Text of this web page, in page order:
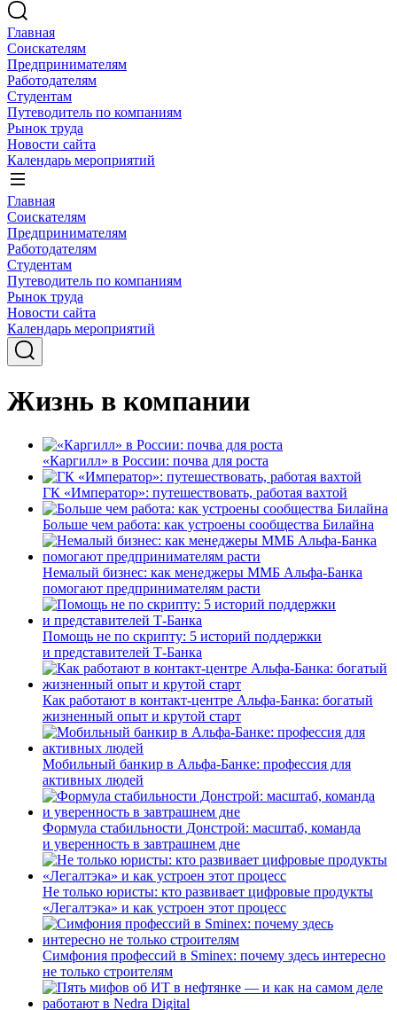
Главная
Соискателям
Предпринимателям
Работодателям
Студентам
Путеводитель по компаниям
Рынок труда
Новости сайта
Календарь мероприятий
Главная
Соискателям
Предпринимателям
Работодателям
Студентам
Путеводитель по компаниям
Рынок труда
Новости сайта
Календарь мероприятий
Жизнь в компании
«Каргилл» в России: почва для роста
ГК «Император»: путешествовать, работая вахтой
Больше чем работа: как устроены сообщества Билайна
Немалый бизнес: как менеджеры ММБ Альфа-Банка
помогают предпринимателям расти
Помощь не по скрипту: 5 историй поддержки
и представителей Т-Банка
Как работают в контакт-центре Альфа-Банка: богатый
жизненный опыт и крутой старт
Мобильный банкир в Альфа-Банке: профессия для
активных людей
Формула стабильности Донстрой: масштаб, команда
и уверенность в завтрашнем дне
Не только юристы: кто развивает цифровые продукты
«Легалтэка» и как устроен этот процесс
Симфония профессий в Sminex: почему здесь интересно
не только строителям